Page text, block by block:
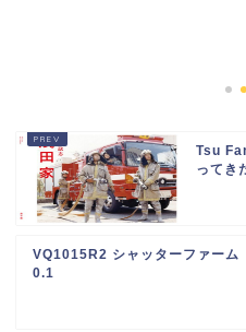
Tsu
ってき
VQ1015R2 シャッターファー
0.1